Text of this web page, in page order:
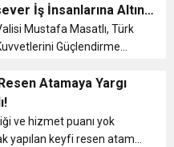
ortak tepki gösterdi.
İl Milli Eğitim Müdürlüğü
İş İnsanlarına Altın
ve Berat Belgesi
Mustafa Masatlı, Türk
Güçlendirme
iş insanları Ali Mirioğlu ve
“Altın Madalya ve
takdim etti...
Atamaya Yargı
ve hizmet puanı yok
yapılan keyfi resen atama,